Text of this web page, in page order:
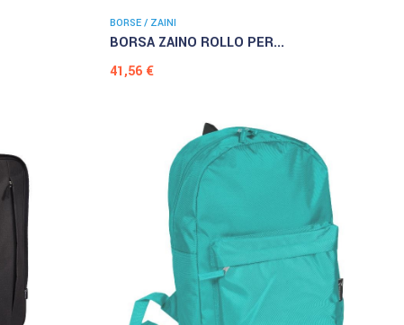
BORSE / ZAINI
BORSA ZAINO ROLLO PER...
Prezzo
41,56 €